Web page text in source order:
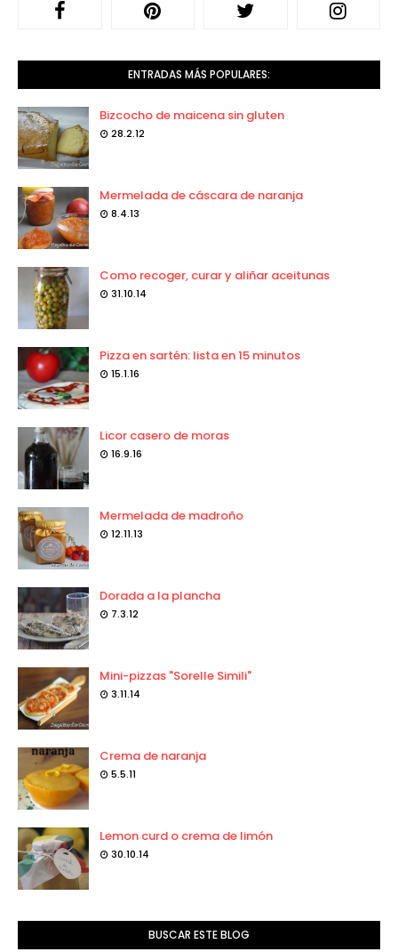
ENTRADAS MÁS POPULARES:
Bizcocho de maicena sin gluten
28.2.12
Mermelada de cáscara de naranja
8.4.13
Como recoger, curar y aliñar aceitunas
31.10.14
Pizza en sartén: lista en 15 minutos
15.1.16
Licor casero de moras
16.9.16
Mermelada de madroño
12.11.13
Dorada a la plancha
7.3.12
Mini-pizzas "Sorelle Simili"
3.11.14
Crema de naranja
5.5.11
Lemon curd o crema de limón
30.10.14
BUSCAR ESTE BLOG